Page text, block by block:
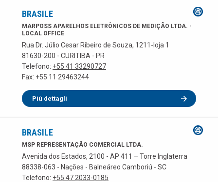
BRASILE
MARPOSS APARELHOS ELETRÔNICOS DE MEDIÇÃO LTDA. -
LOCAL OFFICE
Rua Dr. Júlio Cesar Ribeiro de Souza, 1211-loja 1
81630-200 - CURITIBA - PR
Telefono: +55 41 33290727
Fax: +55 11 29463244
Più dettagli
BRASILE
MSP REPRESENTAÇÃO COMERCIAL LTDA.
Avenida dos Estados, 2100 - AP 411 – Torre Inglaterra
88338-063 - Nações - Balneáreo Camboriú - SC
Telefono: +55 47 2033-0185